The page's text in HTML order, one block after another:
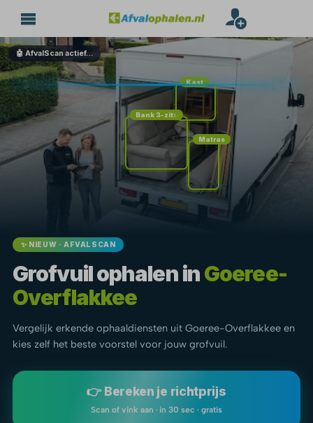
🤖 AfvalScan actief…
Bank 3-zits
Matras
Kast
✨ NIEUW · AFVALSCAN
Grofvuil ophalen inGoeree-
Overflakkee
Vergelijk erkende ophaaldiensten uit Goeree-Overflakkee en
kies zelf het beste voorstel voor jouw grofvuil.
👉 Bereken je richtprijs
Scan of vink aan · in 30 sec · gratis